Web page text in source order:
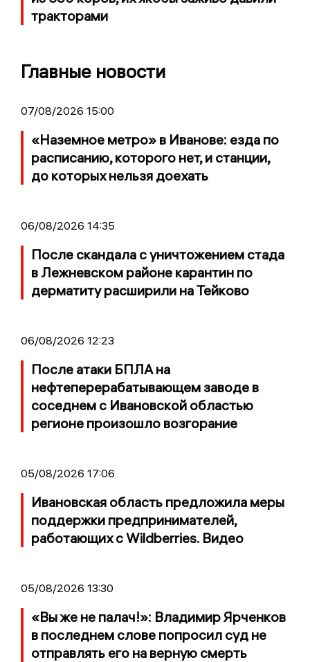
тракторами
Главные новости
07/08/2026 15:00
«Наземное метро» в Иванове: езда по
расписанию, которого нет, и станции,
до которых нельзя доехать
06/08/2026 14:35
После скандала с уничтожением стада
в Лежневском районе карантин по
дерматиту расширили на Тейково
06/08/2026 12:23
После атаки БПЛА на
нефтеперерабатывающем заводе в
соседнем с Ивановской областью
регионе произошло возгорание
05/08/2026 17:06
Ивановская область предложила меры
поддержки предпринимателей,
работающих с Wildberries. Видео
05/08/2026 13:30
«Вы же не палач!»: Владимир Ярченков
в последнем слове попросил суд не
отправлять его на верную смерть